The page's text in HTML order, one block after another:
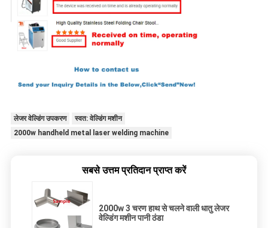
लेजर वेल्डिंग उपकरण
स्वत: वेल्डिंग मशीन
2000w handheld metal laser welding machine
सबसे उत्तम प्रतिदान प्राप्त करें
2000w 3 चरण हाथ से चलने वाली धातु लेजर
वेल्डिंग मशीन पानी ठंडा